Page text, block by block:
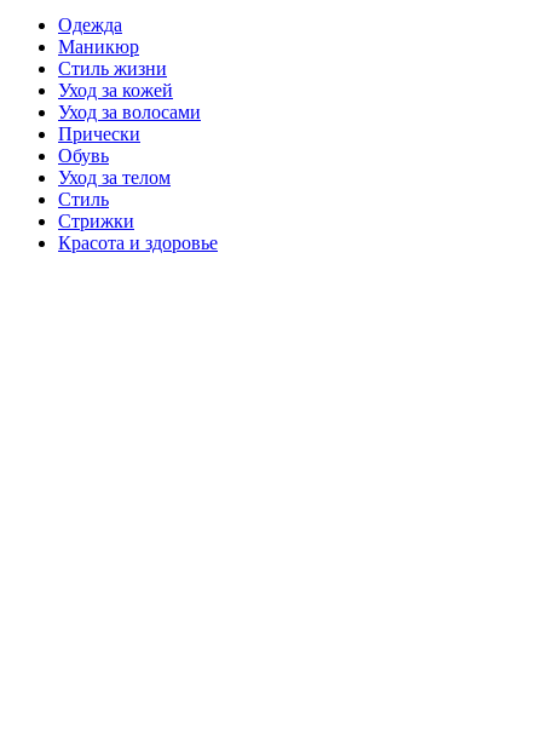
Одежда
Маникюр
Стиль жизни
Уход за кожей
Уход за волосами
Прически
Обувь
Уход за телом
Стиль
Стрижки
Красота и здоровье